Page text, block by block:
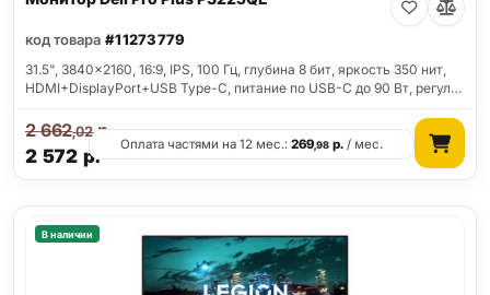
код товара #11273779
31.5", 3840x2160, 16:9, IPS, 100 Гц, глубина 8 бит, яркость 350 нит,
HDMI+DisplayPort+USB Type-C, питание по USB-C до 90 Вт, регул…
2 572 р.
2 662,02р.
Оплата частями на 12 мес.:269,98 р. / мес.
В наличии